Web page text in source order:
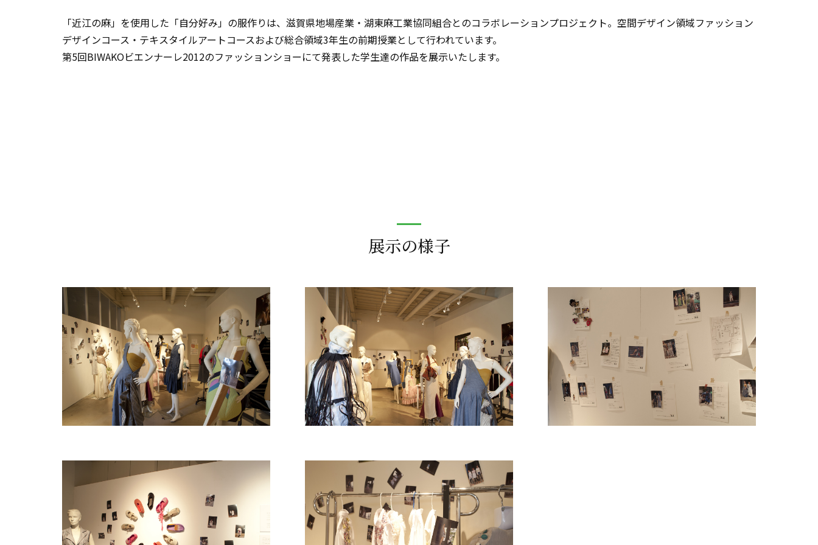
「近江の麻」を使用した「自分好み」の服作りは、滋賀県地場産業・湖東麻工業協同組合とのコラボレーションプロジェクト。空間デザイン領域ファッション
デザインコース・テキスタイルアートコースおよび総合領域3年生の前期授業として行われています。
第5回BIWAKOビエンナーレ2012のファッションショーにて発表した学生達の作品を展示いたします。
展示の様子